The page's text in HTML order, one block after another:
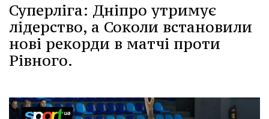
Суперліга: Дніпро утримує
лідерство, а Соколи встановили
нові рекорди в матчі проти
Рівного.